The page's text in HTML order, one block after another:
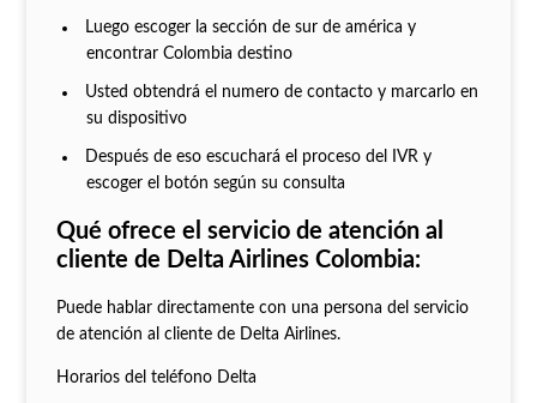
Luego escoger la sección de sur de américa y
encontrar Colombia destino
Usted obtendrá el numero de contacto y marcarlo en
su dispositivo
Después de eso escuchará el proceso del IVR y
escoger el botón según su consulta
Qué ofrece el servicio de atención al
cliente de Delta Airlines Colombia:
Puede hablar directamente con una persona del servicio
de atención al cliente de Delta Airlines.
Horarios del teléfono Delta